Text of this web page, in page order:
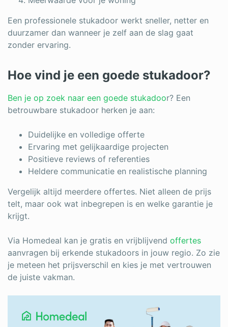
Een professionele stukadoor werkt sneller, netter en
duurzamer dan wanneer je zelf aan de slag gaat
zonder ervaring.
Hoe vind je een goede stukadoor?
Ben je op zoek naar een goede stukadoor? Een
betrouwbare stukadoor herken je aan:
Duidelijke en volledige offerte
Ervaring met gelijkaardige projecten
Positieve reviews of referenties
Heldere communicatie en realistische planning
Vergelijk altijd meerdere offertes. Niet alleen de prijs
telt, maar ook wat inbegrepen is en welke garantie je
krijgt.
Via Homedeal kan je gratis en vrijblijvend offertes
aanvragen bij erkende stukadoors in jouw regio. Zo zie
je meteen het prijsverschil en kies je met vertrouwen
de juiste vakman.